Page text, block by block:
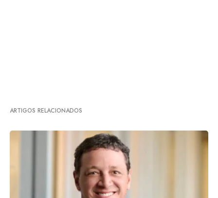
ARTIGOS RELACIONADOS